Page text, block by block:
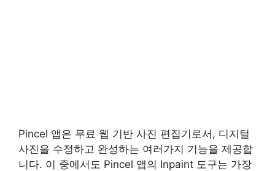
Pincel 앱은 무료 웹 기반 사진 편집기로서, 디지털
사진을 수정하고 완성하는 여러가지 기능을 제공합
니다. 이 중에서도 Pincel 앱의 Inpaint 도구는 가장